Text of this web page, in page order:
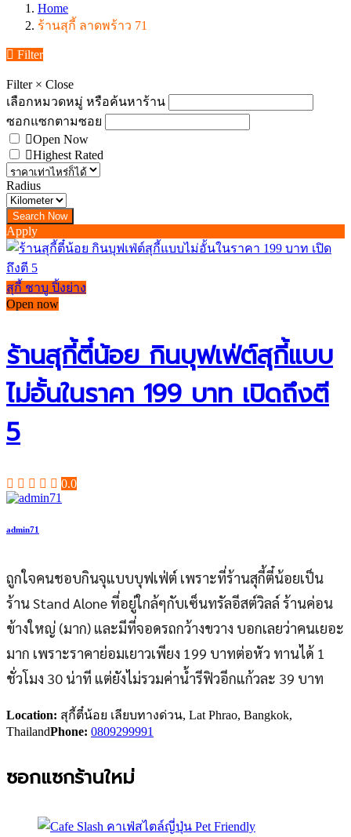
Home
ร้านสุกี้ ลาดพร้าว 71
Filter
Filter × Close
เลือกหมวดหมู่ หรือค้นหาร้าน
ซอกแซกตามซอย
Open Now
Highest Rated
Radius
Apply
สุกี้ ชาบู ปิ้งย่าง
Open now
ร้านสุกี้ตี๋น้อย กินบุฟเฟ่ต์สุกี้แบบ
ไม่อั้นในราคา 199 บาท เปิดถึงตี
5
0.0
admin71
ถูกใจคนชอบกินจุแบบบุฟเฟ่ต์ เพราะที่ร้านสุกี้ตี๋น้อยเป็น
ร้าน Stand Alone ที่อยู่ใกล้ๆกับเซ็นทรัลอีสต์วิลล์ ร้านค่อน
ข้างใหญ่ (มาก) และมีที่จอดรถกว้างขวาง บอกเลยว่าคนเยอะ
มาก เพราะราคาย่อมเยาวเพียง 199 บาทต่อหัว ทานได้ 1
ชั่วโมง 30 น่าที แต่ยังไม่รวมค่าน้ำรีฟิวอีกแก้วละ 39 บาท
Location: สุกี้ตี๋น้อย เลียบทางด่วน, Lat Phrao, Bangkok,
ThailandPhone: 0809299991
ซอกแซกร้านใหม่